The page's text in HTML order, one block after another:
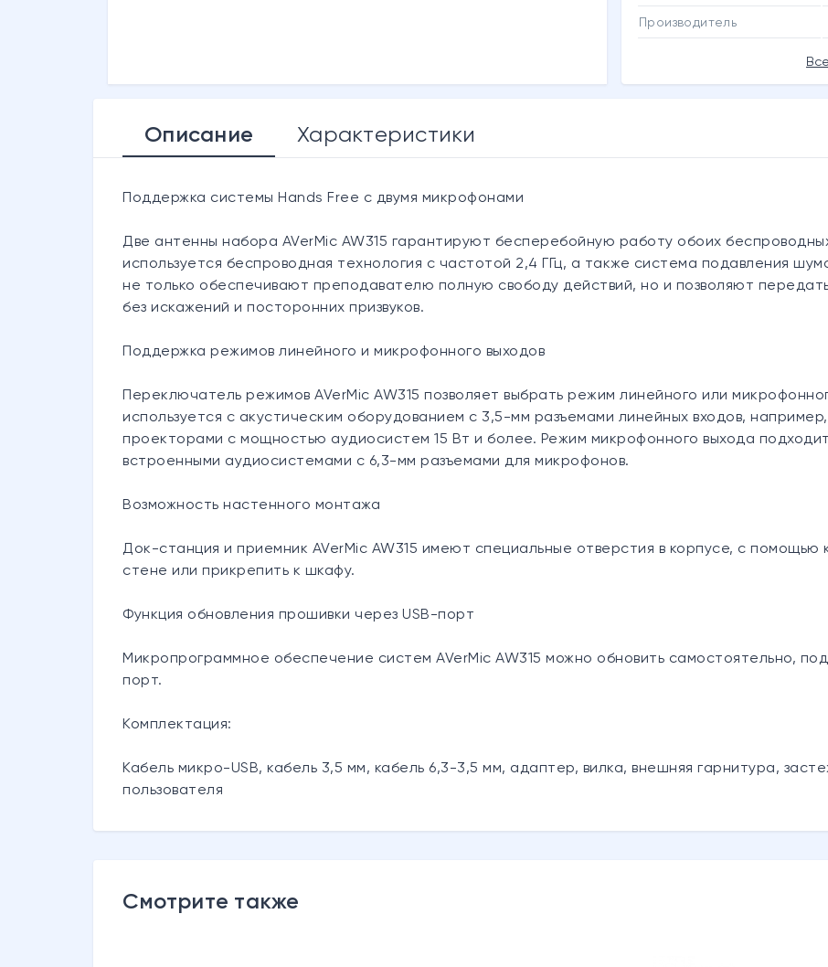
Производитель
Описание Характеристики
Поддержка системы Hands Free с двумя микрофонами
Две антенны набора AVerMic AW315 гарантируют бесперебойную работу обоих
используется беспроводная технология с частотой 2,4 ГГц, а также система подавления
не только обеспечивают преподавателю полную свободу действий, но и позволяют
без искажений и посторонних призвуков.
Поддержка режимов линейного и микрофонного выходов
Переключатель режимов AVerMic AW315 позволяет выбрать режим линейного или
используется c акустическим оборудованием с 3,5-мм разъемами линейных входов,
проекторами с мощностью аудиосистем 15 Вт и более. Режим микрофонного выхода
встроенными аудиосистемами с 6,3-мм разъемами для микрофонов.
Возможность настенного монтажа
Док-станция и приемник AVerMic AW315 имеют специальные отверстия в корпусе, с помощью
стене или прикрепить к шкафу.
Функция обновления прошивки через USB-порт
Микропрограммное обеспечение систем AVerMic AW315 можно обновить самостоятельно,
порт.
Комплектация:
Кабель микро-USB, кабель 3,5 мм, кабель 6,3-3,5 мм, адаптер, вилка, внешняя гарнитура,
пользователя
Смотрите также